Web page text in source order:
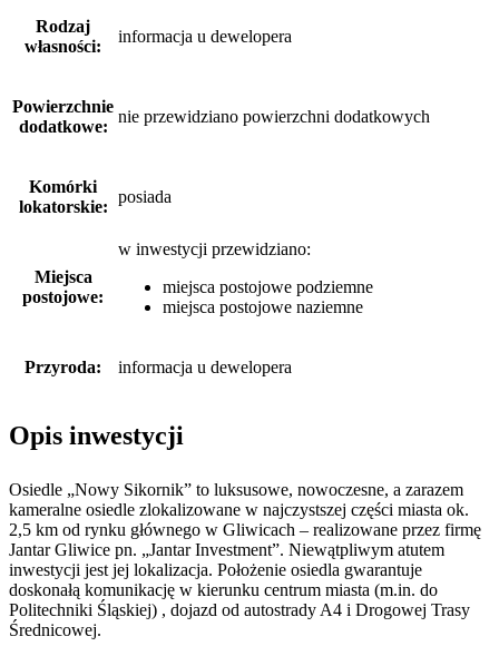
Rodzaj
własności:
informacja u dewelopera
Powierzchnie
dodatkowe:
nie przewidziano powierzchni dodatkowych
Komórki
lokatorskie:
posiada
Miejsca
postojowe:
w inwestycji przewidziano:
miejsca postojowe podziemne
miejsca postojowe naziemne
Przyroda: informacja u dewelopera
Opis inwestycji
Osiedle „Nowy Sikornik” to luksusowe, nowoczesne, a zarazem
kameralne osiedle zlokalizowane w najczystszej części miasta ok.
2,5 km od rynku głównego w Gliwicach – realizowane przez firmę
Jantar Gliwice pn. „Jantar Investment”. Niewątpliwym atutem
inwestycji jest jej lokalizacja. Położenie osiedla gwarantuje
doskonałą komunikację w kierunku centrum miasta (m.in. do
Politechniki Śląskiej) , dojazd od autostrady A4 i Drogowej Trasy
Średnicowej.